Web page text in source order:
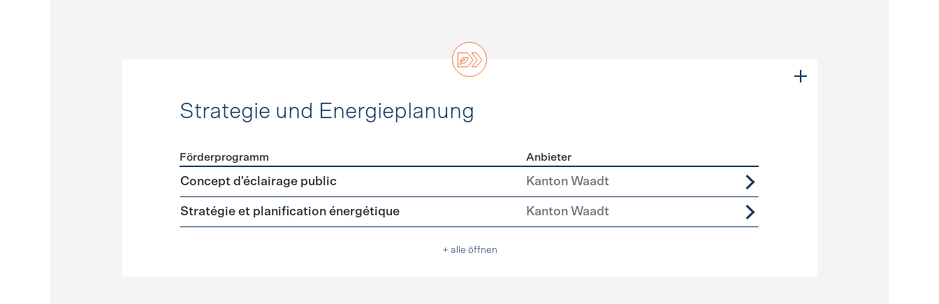
Strategie und Energieplanung
Förderprogramme Strategie und Energieplanung
Förderprogramm Anbieter
Concept d'éclairage public Kanton Waadt
Stratégie et planification énergétique Kanton Waadt
+ alle öffnen